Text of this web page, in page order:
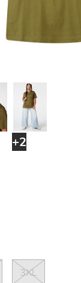
+2
3XL